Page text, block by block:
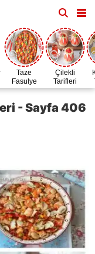
Taze
Fasulye
Zamanı
Çilekli
Tarifleri
- Sayfa 406